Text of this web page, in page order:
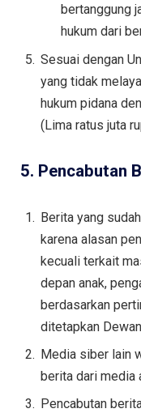
bertanggung
hukum dari
Sesuai dengan
yang tidak
hukum pidana
(Lima ratus juta
5. Pencabutan
Berita yang
karena alasan
kecuali terkait
depan anak,
berdasarkan
ditetapkan
Media siber lain
berita dari media
Pencabutan